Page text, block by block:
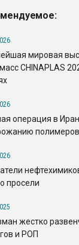
мировая
CHINAPLAS
операция в
просели
жестко
и РОП